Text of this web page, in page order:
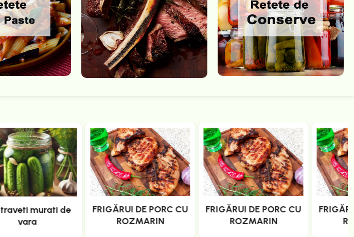
FRIGĂRUI DE PORC CU
FRIGĂRUI DE PORC CU
ROZMARIN
FRIGĂRUI DE PORC CU
ROZMARIN